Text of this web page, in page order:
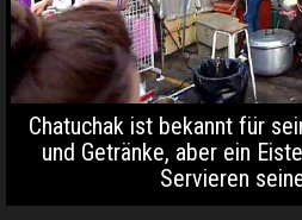
Chatuchak ist bekannt für
und Getränke, aber ein
Servieren